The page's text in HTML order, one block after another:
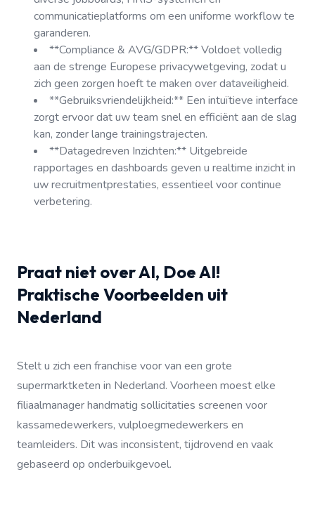
communicatieplatforms om een uniforme workflow te
garanderen.
**Compliance & AVG/GDPR:** Voldoet volledig
aan de strenge Europese privacywetgeving, zodat u
zich geen zorgen hoeft te maken over dataveiligheid.
**Gebruiksvriendelijkheid:** Een intuïtieve interface
zorgt ervoor dat uw team snel en efficiënt aan de slag
kan, zonder lange trainingstrajecten.
**Datagedreven Inzichten:** Uitgebreide
rapportages en dashboards geven u realtime inzicht in
uw recruitmentprestaties, essentieel voor continue
verbetering.
Praat niet over AI, Doe AI!
Praktische Voorbeelden uit
Nederland
Stelt u zich een franchise voor van een grote
supermarktketen in Nederland. Voorheen moest elke
filiaalmanager handmatig sollicitaties screenen voor
kassamedewerkers, vulploegmedewerkers en
teamleiders. Dit was inconsistent, tijdrovend en vaak
gebaseerd op onderbuikgevoel.